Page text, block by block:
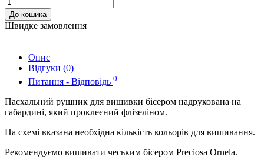
До кошика
Швидке замовлення
Опис
Відгуки (0)
Питання - Відповідь 0
Пасхальний рушник для вишивки бісером надрукована на
габардині, який проклеєний флізеліном.
На схемі вказана необхідна кількість кольорів для вишивання.
Рекомендуємо вишивати чеським бісером Preciosa Ornela.